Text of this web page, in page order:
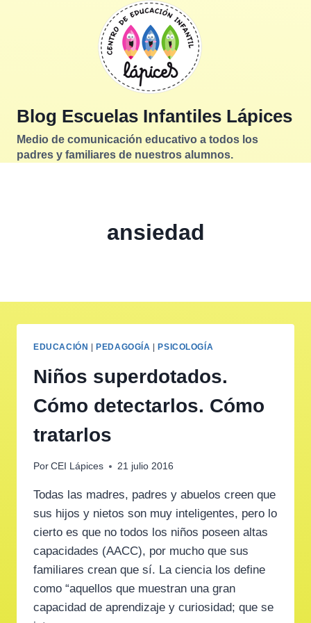
Blog Escuelas Infantiles Lápices
Medio de comunicación educativo a todos los
padres y familiares de nuestros alumnos.
ansiedad
EDUCACIÓN PEDAGOGÍA PSICOLOGÍA
Niños superdotados.
Cómo detectarlos. Cómo
tratarlos
Por CEI Lápices 21 julio 2016
Todas las madres, padres y abuelos creen que
sus hijos y nietos son muy inteligentes, pero lo
cierto es que no todos los niños poseen altas
capacidades (AACC), por mucho que sus
familiares crean que sí. La ciencia los define
como “aquellos que muestran una gran
capacidad de aprendizaje y curiosidad; que se